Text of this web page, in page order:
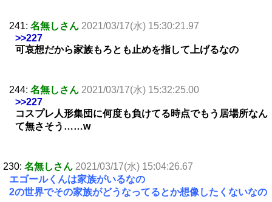
241: 名無しさん 2021/03/17(水) 15:30:21.97
>>227
可哀想だから家族もろとも止めを指して上げるなの
244: 名無しさん 2021/03/17(水) 15:32:25.00
>>227
コスプレ人形集団に何度も負けてる時点でもう居場所なん
て無さそう……w
230: 名無しさん 2021/03/17(水) 15:04:26.67
エゴールくんは家族がいるなの
2の世界でその家族がどうなってるとか想像したくないなの